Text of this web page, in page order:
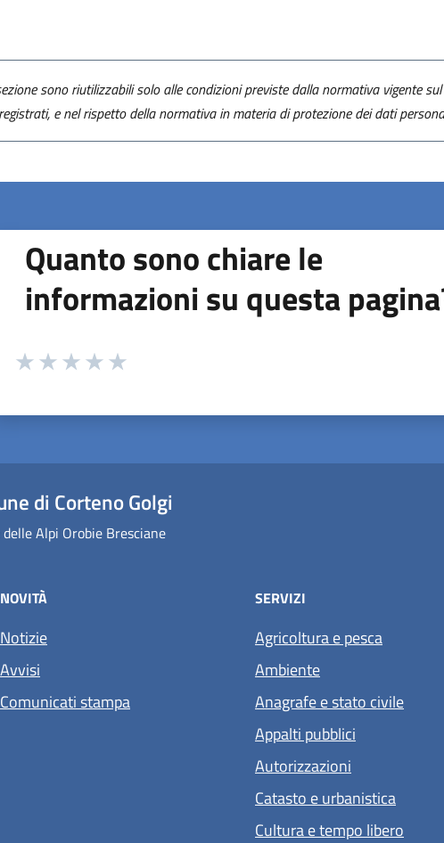
sono riutilizzabili solo alle condizioni previste dalla normativa vigente
e nel rispetto della normativa in materia di protezione dei dati
Quanto sono chiare le
informazioni su questa
Valuta da 1 a 5 stelle la pagina
di Corteno Golgi
Alpi Orobie Bresciane
NOVITÀ
Notizie
Avvisi
Comunicati stampa
SERVIZI
Agricoltura e pesca
Ambiente
Anagrafe e stato civile
Appalti pubblici
Autorizzazioni
Catasto e urbanistica
Cultura e tempo libero